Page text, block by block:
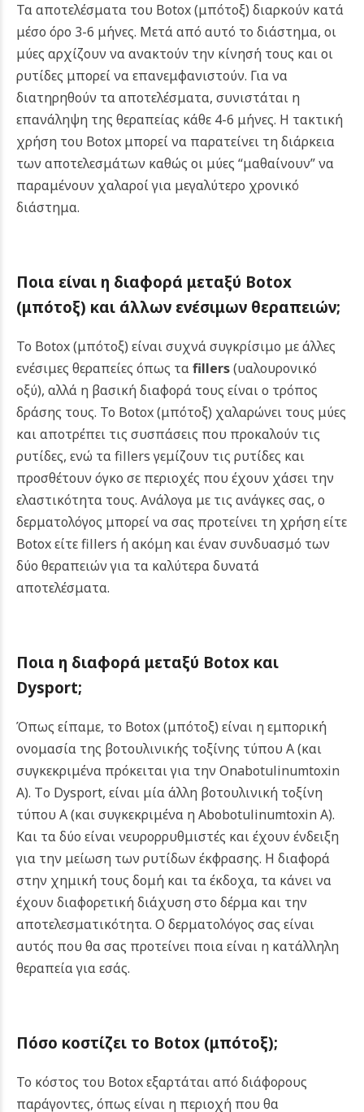
Τα αποτελέσματα του Botox (μπότοξ) διαρκούν κατά
μέσο όρο 3-6 μήνες. Μετά από αυτό το διάστημα, οι
μύες αρχίζουν να ανακτούν την κίνησή τους και οι
ρυτίδες μπορεί να επανεμφανιστούν. Για να
διατηρηθούν τα αποτελέσματα, συνιστάται η
επανάληψη της θεραπείας κάθε 4-6 μήνες. Η τακτική
χρήση του Botox μπορεί να παρατείνει τη διάρκεια
των αποτελεσμάτων καθώς οι μύες “μαθαίνουν” να
παραμένουν χαλαροί για μεγαλύτερο χρονικό
διάστημα.
Ποια είναι η διαφορά μεταξύ Botox
(μπότοξ) και άλλων ενέσιμων θεραπειών;
Το Botox (μπότοξ) είναι συχνά συγκρίσιμο με άλλες
ενέσιμες θεραπείες όπως ταfillers(υαλουρονικό
οξύ), αλλά η βασική διαφορά τους είναι ο τρόπος
δράσης τους. Το Botox(μπότοξ) χαλαρώνει τους μύες
και αποτρέπει τις συσπάσεις που προκαλούν τις
ρυτίδες, ενώ τα fillers γεμίζουν τις ρυτίδες και
προσθέτουν όγκο σε περιοχές που έχουν χάσει την
ελαστικότητα τους. Ανάλογα με τις ανάγκες σας, ο
δερματολόγος μπορεί να σας προτείνει τη χρήση είτε
Botox είτε fillers ή ακόμη και έναν συνδυασμό των
δύο θεραπειών για τα καλύτερα δυνατά
αποτελέσματα.
Ποια η διαφορά μεταξύ Botox και
Dysport;
Όπως είπαμε, το Botox (μπότοξ) είναι η εμπορική
ονομασία της βοτουλινικής τοξίνης τύπου Α (και
συγκεκριμένα πρόκειται για την Onabotulinumtoxin
A). Τo Dysport, είναι μία άλλη βοτουλινική τοξίνη
τύπου Α (και συγκεκριμένα η Abobotulinumtoxin A).
Και τα δύο είναι νευρορρυθμιστές και έχουν ένδειξη
για την μείωση των ρυτίδων έκφρασης. Η διαφορά
στην χημική τους δομή και τα έκδοχα, τα κάνει να
έχουν διαφορετική διάχυση στο δέρμα και την
αποτελεσματικότητα. Ο δερματολόγος σας είναι
αυτός που θα σας προτείνει ποια είναι η κατάλληλη
θεραπεία για εσάς.
Πόσο κοστίζει το Botox (μπότοξ);
Το κόστος του Botox εξαρτάται από διάφορους
παράγοντες, όπως είναι η περιοχή που θα